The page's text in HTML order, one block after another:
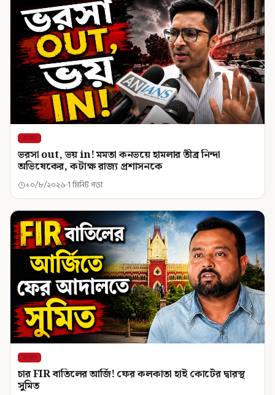
রাজ্য
ভরসা out, ভয় in! মমতা কনভয়ে হামলার তীব্র নিন্দা
অভিষেকের, কটাক্ষ রাজ্য প্রশাসনকে
১০/৮/২০২৬ 1 মিনিট পড়া
রাজ্য
চার FIR বাতিলের আর্জি! ফের কলকাতা হাই কোর্টের দ্বারস্থ
সুমিত